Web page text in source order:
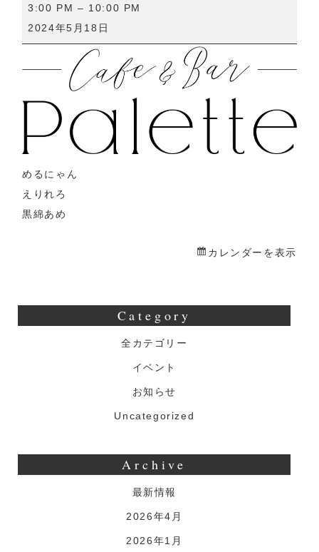
に
え
初
コ
ラ
3:00 PM – 10:00 PM
2024年5月18日
めるにゃん
えりれろ
黒綿あめ
カレンダーを表示
Category
全カテゴリー
イベント
お知らせ
Uncategorized
Archive
最新情報
2026年4月
2026年1月